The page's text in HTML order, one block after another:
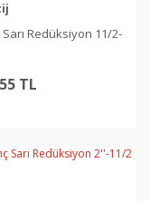
Redüksiyon 11/2-
TL